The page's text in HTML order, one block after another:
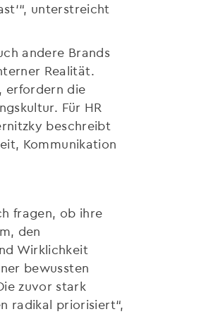
unterstreicht
andere Brands
Realität.
erfordern die
Für HR
beschreibt
Kommunikation
fragen, ob ihre
den
Wirklichkeit
bewussten
zuvor stark
radikal priorisiert“,